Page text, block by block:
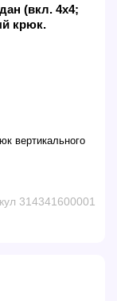
(вкл. 4х4;
крюк.
вертикального
314341600001